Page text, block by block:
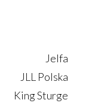
Jelfa
JLL Polska
King Sturge